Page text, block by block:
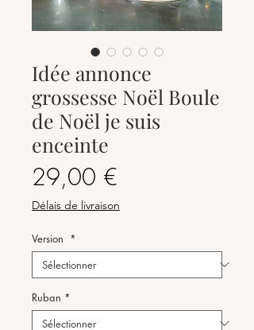
Idée annonce
grossesse Noël Boule
de Noël je suis
enceinte
29,00 €
Délais de livraison
Version *
Ruban *